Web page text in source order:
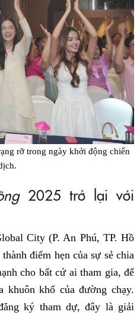
rỡ trong ngày khởi động chiến
2025 trở lại với
City (P. An Phú, TP. Hồ
điểm hẹn của sự sẻ chia
cho bất cứ ai tham gia, để
khổ của đường chạy.
ký tham dự, đây là giải